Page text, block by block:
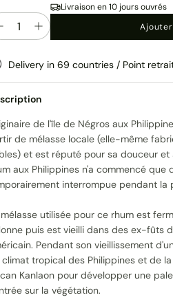
Livraison en 10 jours ouvrés
Delivery in 69 countries / Point
de l'île de Négros aux
de mélasse locale (elle-même
et est réputé pour sa douceur
aux Philippines n'a commencé que
interrompue pendant la
mélasse utilisée pour ce rhum est
puis est vieilli dans des ex-fûts
Pendant son vieillissement
tropical des Philippines et de
Kanlaon pour développer une
sur la végétation.